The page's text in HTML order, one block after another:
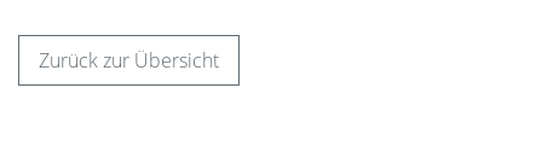
Zurück zur Übersicht